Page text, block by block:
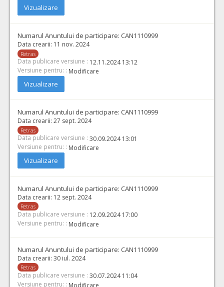
Vizualizare
Numarul Anuntului de participare: CAN1110999
Data crearii: 11 nov. 2024
Retras
Data publicare versiune : 12.11.2024 13:12
Versiune pentru: : Modificare
Vizualizare
Numarul Anuntului de participare: CAN1110999
Data crearii: 27 sept. 2024
Retras
Data publicare versiune : 30.09.2024 13:01
Versiune pentru: : Modificare
Vizualizare
Numarul Anuntului de participare: CAN1110999
Data crearii: 12 sept. 2024
Retras
Data publicare versiune : 12.09.2024 17:00
Versiune pentru: : Modificare
Numarul Anuntului de participare: CAN1110999
Data crearii: 30 iul. 2024
Retras
Data publicare versiune : 30.07.2024 11:04
Versiune pentru: : Modificare